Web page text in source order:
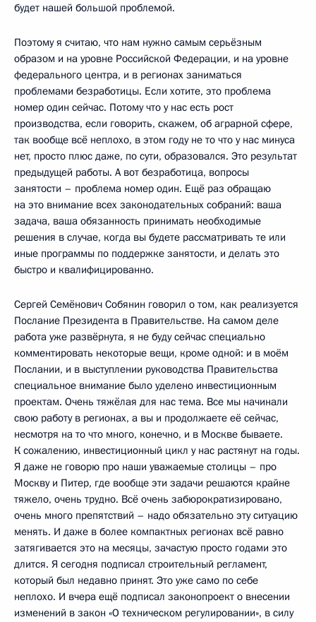
будет нашей большой проблемой.
Поэтому я считаю, что нам нужно самым серьёзным
образом и на уровне Российской Федерации, и на уровне
федерального центра, и в регионах заниматься
проблемами безработицы. Если хотите, это проблема
номер один сейчас. Потому что у нас есть рост
производства, если говорить, скажем, об аграрной сфере,
так вообще всё неплохо, в этом году не то что у нас минуса
нет, просто плюс даже, по сути, образовался. Это результат
предыдущей работы. А вот безработица, вопросы
занятости – проблема номер один. Ещё раз обращаю
на это внимание всех законодательных собраний: ваша
задача, ваша обязанность принимать необходимые
решения в случае, когда вы будете рассматривать те или
иные программы по поддержке занятости, и делать это
быстро и квалифицированно.
Сергей Семёнович Собянин говорил о том, как реализуется
Послание Президента в Правительстве. На самом деле
работа уже развёрнута, я не буду сейчас специально
комментировать некоторые вещи, кроме одной: и в моём
Послании, и в выступлении руководства Правительства
специальное внимание было уделено инвестиционным
проектам. Очень тяжёлая для нас тема. Все мы начинали
свою работу в регионах, а вы и продолжаете её сейчас,
несмотря на то что много, конечно, и в Москве бываете.
К сожалению, инвестиционный цикл у нас растянут на годы.
Я даже не говорю про наши уважаемые столицы – про
Москву и Питер, где вообще эти задачи решаются крайне
тяжело, очень трудно. Всё очень забюрократизировано,
очень много препятствий – надо обязательно эту ситуацию
менять. И даже в более компактных регионах всё равно
затягивается это на месяцы, зачастую просто годами это
длится. Я сегодня подписал строительный регламент,
который был недавно принят. Это уже само по себе
неплохо. И вчера ещё подписал законопроект о внесении
изменений в закон «О техническом регулировании», в силу